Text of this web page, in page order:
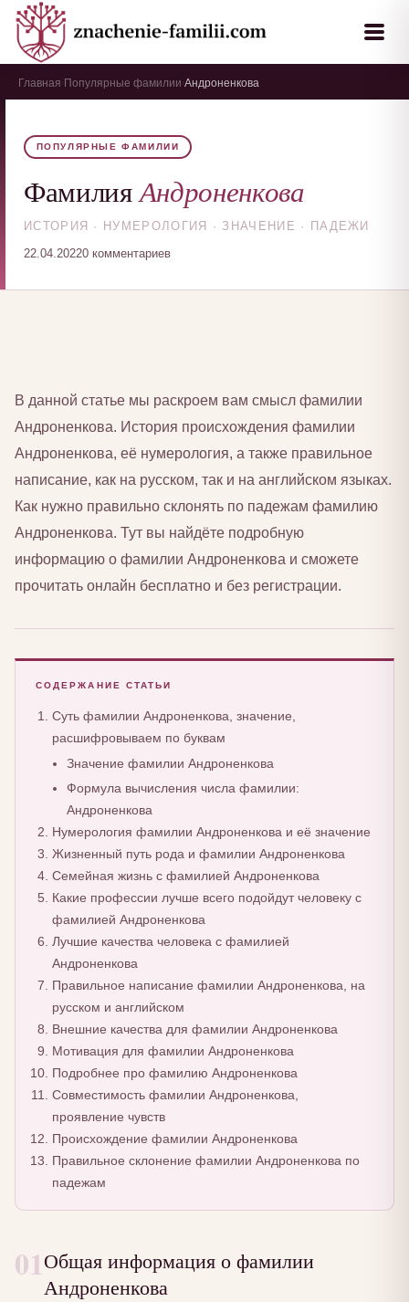
Главная Популярные фамилии Андроненкова
ПОПУЛЯРНЫЕ ФАМИЛИИ
ФамилияАндроненкова
ИСТОРИЯ · НУМЕРОЛОГИЯ · ЗНАЧЕНИЕ · ПАДЕЖИ
22.04.20220 комментариев
В данной статье мы раскроем вам смысл фамилии
Андроненкова. История происхождения фамилии
Андроненкова, её нумерология, а также правильное
написание, как на русском, так и на английском языках.
Как нужно правильно склонять по падежам фамилию
Андроненкова. Тут вы найдёте подробную
информацию о фамилии Андроненкова и сможете
прочитать онлайн бесплатно и без регистрации.
СОДЕРЖАНИЕ СТАТЬИ
Суть фамилии Андроненкова, значение,
расшифровываем по буквам
Значение фамилии Андроненкова
Формула вычисления числа фамилии:
Андроненкова
Нумерология фамилии Андроненкова и её значение
Жизненный путь рода и фамилии Андроненкова
Семейная жизнь с фамилией Андроненкова
Какие профессии лучше всего подойдут человеку с
фамилией Андроненкова
Лучшие качества человека с фамилией
Андроненкова
Правильное написание фамилии Андроненкова, на
русском и английском
Внешние качества для фамилии Андроненкова
Мотивация для фамилии Андроненкова
Подробнее про фамилию Андроненкова
Совместимость фамилии Андроненкова,
проявление чувств
Происхождение фамилии Андроненкова
Правильное склонение фамилии Андроненкова по
падежам
01Общая информация о фамилии
Андроненкова